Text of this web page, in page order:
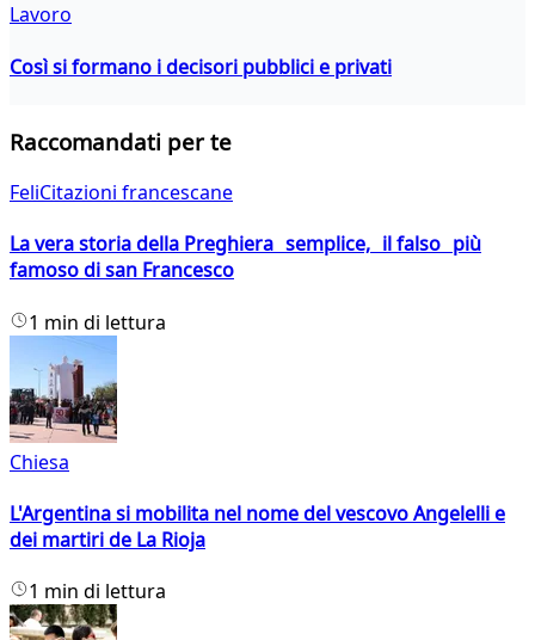
Lavoro
Così si formano i decisori pubblici e privati
Raccomandati per te
FeliCitazioni francescane
La vera storia della Preghiera semplice, il falso più
famoso di san Francesco
1 min di lettura
Chiesa
L'Argentina si mobilita nel nome del vescovo Angelelli e
dei martiri de La Rioja
1 min di lettura